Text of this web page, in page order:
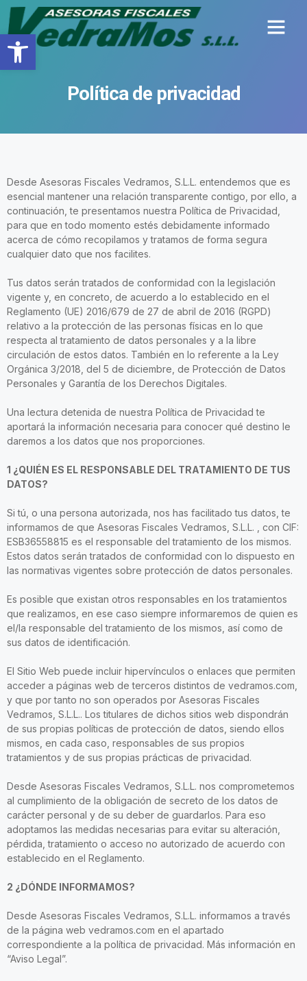
Abrir barra de herramientas
Política de privacidad
Desde Asesoras Fiscales Vedramos, S.L.L. entendemos que es
esencial mantener una relación transparente contigo, por ello, a
continuación, te presentamos nuestra Política de Privacidad,
para que en todo momento estés debidamente informado
acerca de cómo recopilamos y tratamos de forma segura
cualquier dato que nos facilites.
Tus datos serán tratados de conformidad con la legislación
vigente y, en concreto, de acuerdo a lo establecido en el
Reglamento (UE) 2016/679 de 27 de abril de 2016 (RGPD)
relativo a la protección de las personas físicas en lo que
respecta al tratamiento de datos personales y a la libre
circulación de estos datos. También en lo referente a la Ley
Orgánica 3/2018, del 5 de diciembre, de Protección de Datos
Personales y Garantía de los Derechos Digitales.
Una lectura detenida de nuestra Política de Privacidad te
aportará la información necesaria para conocer qué destino le
daremos a los datos que nos proporciones.
1 ¿QUIÉN ES EL RESPONSABLE DEL TRATAMIENTO DE TUS
DATOS?
Si tú, o una persona autorizada, nos has facilitado tus datos, te
informamos de que Asesoras Fiscales Vedramos, S.L.L. , con CIF:
ESB36558815 es el responsable del tratamiento de los mismos.
Estos datos serán tratados de conformidad con lo dispuesto en
las normativas vigentes sobre protección de datos personales.
Es posible que existan otros responsables en los tratamientos
que realizamos, en ese caso siempre informaremos de quien es
el/la responsable del tratamiento de los mismos, así como de
sus datos de identificación.
El Sitio Web puede incluir hipervínculos o enlaces que permiten
acceder a páginas web de terceros distintos de vedramos.com,
y que por tanto no son operados por Asesoras Fiscales
Vedramos, S.L.L.. Los titulares de dichos sitios web dispondrán
de sus propias políticas de protección de datos, siendo ellos
mismos, en cada caso, responsables de sus propios
tratamientos y de sus propias prácticas de privacidad.
Desde Asesoras Fiscales Vedramos, S.L.L. nos comprometemos
al cumplimiento de la obligación de secreto de los datos de
carácter personal y de su deber de guardarlos. Para eso
adoptamos las medidas necesarias para evitar su alteración,
pérdida, tratamiento o acceso no autorizado de acuerdo con
establecido en el Reglamento.
2 ¿DÓNDE INFORMAMOS?
Desde Asesoras Fiscales Vedramos, S.L.L. informamos a través
de la página web vedramos.com en el apartado
correspondiente a la política de privacidad. Más información en
“Aviso Legal”.